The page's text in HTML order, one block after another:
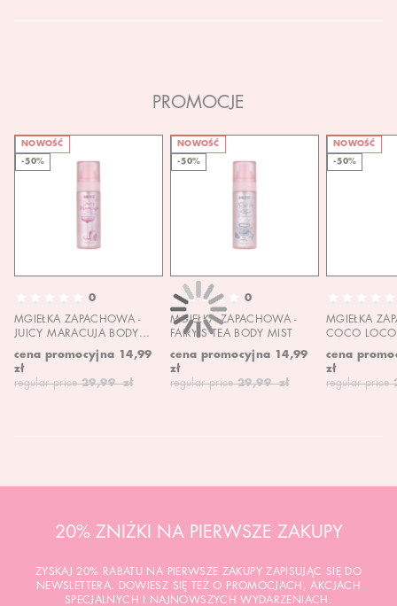
PROMOCJE
NOWOŚĆ
-50%
0
MGIEŁKA ZAPACHOWA -
JUICY MARACUJA BODY
cena promocyjna 14,99
zł
regular price 29,99 zł
NOWOŚĆ
-50%
0
MGIEŁKA ZAPACHOWA -
FAIRY'S TEA BODY MIST
cena promocyjna 14,99
zł
regular price 29,99 zł
NOWOŚĆ
-50%
MGIEŁKA
COCO
cena
zł
regular price
20% ZNIŻKI NA PIERWSZE ZAKUPY
ZYSKAJ 20% RABATU NA PIERWSZE ZAKUPY ZAPISUJĄC SIĘ DO
NEWSLETTERA. DOWIESZ SIĘ TEŻ O PROMOCJACH, AKCJACH
SPECJALNYCH I NAJNOWSZYCH WYDARZENIACH.